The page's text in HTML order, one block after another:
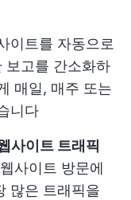
이트를 자동으로
보고를 간소화하
매일, 매주 또는
니다
사이트 트래픽
사이트 방문에
많은 트래픽을